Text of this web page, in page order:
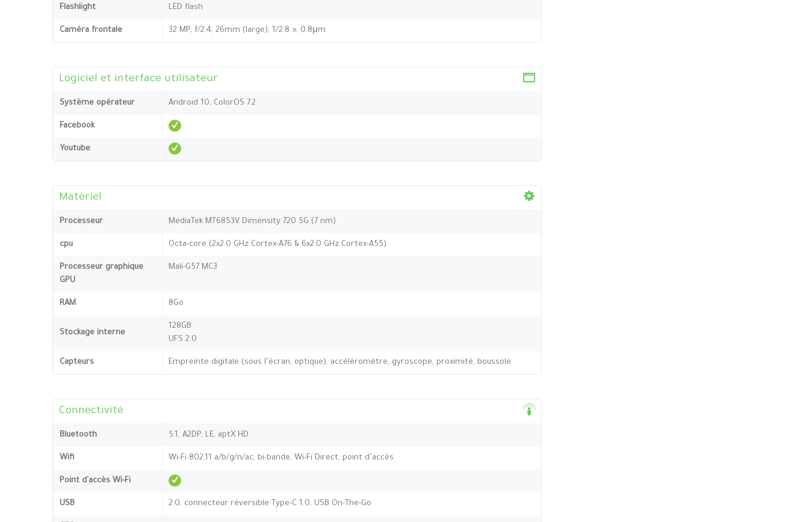
Flashlight LED flash
Caméra frontale 32 MP, f/2.4, 26mm (large), 1/2.8 », 0.8μm
Logiciel et interface utilisateur
Système opérateur Android 10, ColorOS 7.2
Facebook
Youtube
Matériel
Processeur MediaTek MT6853V Dimensity 720 5G (7 nm)
cpu Octa-core (2x2.0 GHz Cortex-A76 & 6x2.0 GHz Cortex-A55)
Processeur graphique
GPU
Mali-G57 MC3
RAM 8Go
Stockage interne
128GB
UFS 2.0
Capteurs Empreinte digitale (sous l’écran, optique), accéléromètre, gyroscope, proximité, boussole
Connectivité
Bluetooth 5.1, A2DP, LE, aptX HD
Wifi Wi-Fi 802.11 a/b/g/n/ac, bi-bande, Wi-Fi Direct, point d’accès
Point d'accès Wi-Fi
USB 2.0, connecteur réversible Type-C 1.0, USB On-The-Go